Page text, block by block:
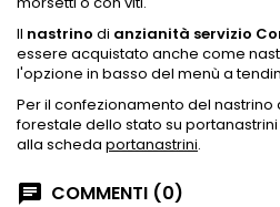
Il nastrino di anzianità servizio
essere acquistato anche come
l'opzione in basso del menù a
Per il confezionamento del
forestale dello stato su
alla scheda portanastrini.
COMMENTI (0)